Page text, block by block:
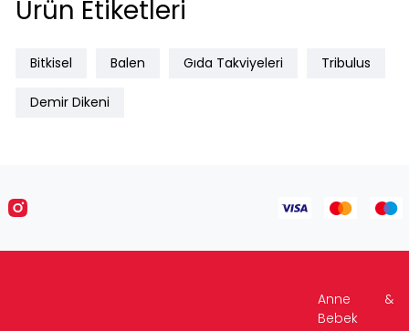
Ürün Etiketleri
Bitkisel Balen Gıda Takviyeleri Tribulus
Demir Dikeni
Anne &
Bebek